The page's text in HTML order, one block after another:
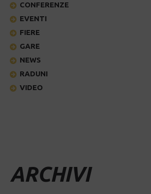
CONFERENZE
EVENTI
FIERE
GARE
NEWS
RADUNI
VIDEO
ARCHIVI